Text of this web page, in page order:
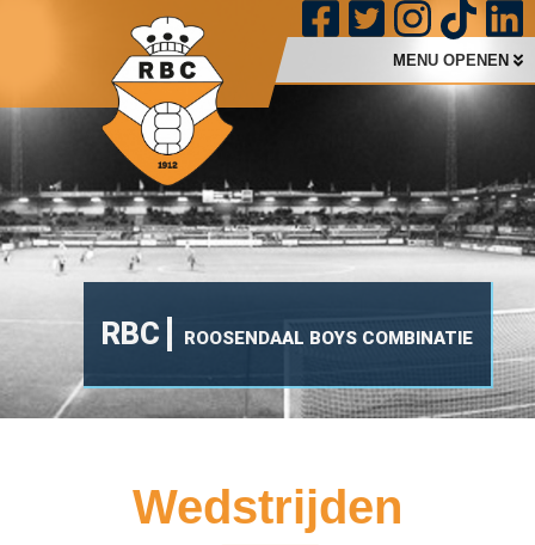
RBC ROOSENDAAL BOYS COMBINATIE
MENU OPENEN
Wedstrijden